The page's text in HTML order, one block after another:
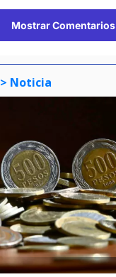
Mostrar Comentarios
> Noticia